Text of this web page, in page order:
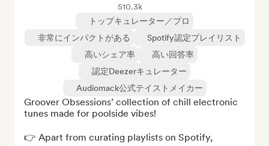
510.3k
トップキュレーター／プロ
非常にインパクトがある
Spotify認定プレイリスト
高いシェア率
高い回答率
認定Deezerキュレーター
Audiomack公式テイストメイカー
Groover Obsessions’ collection of chill electronic
tunes made for poolside vibes!
👉 Apart from curating playlists on Spotify,